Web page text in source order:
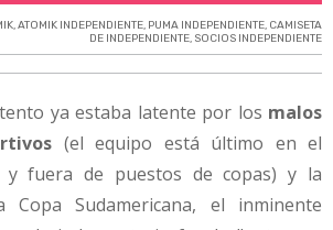
,ATOMIK INDEPENDIENTE, PUMA INDEPENDIENTE, CAMISETA
DE INDEPENDIENTE, SOCIOS INDEPENDIENTE
ya estaba latente por los malos
(el equipo está último en el
y fuera de puestos de copas) y la
Copa Sudamericana, el inminente